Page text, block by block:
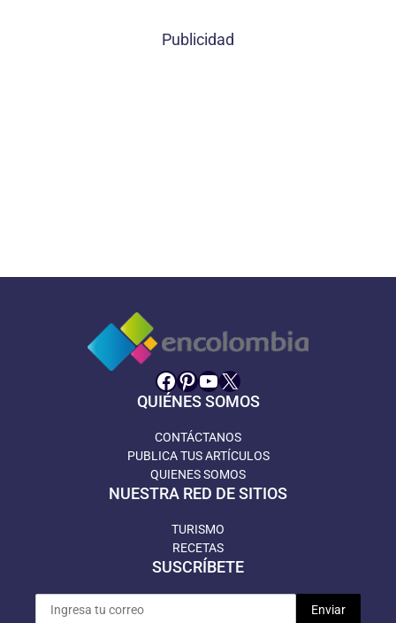
Publicidad
Facebook
Pinterest
YouTube
X
QUIÉNES SOMOS
CONTÁCTANOS
PUBLICA TUS ARTÍCULOS
QUIENES SOMOS
NUESTRA RED DE SITIOS
TURISMO
RECETAS
SUSCRÍBETE